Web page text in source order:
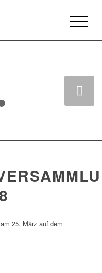
25. März auf dem